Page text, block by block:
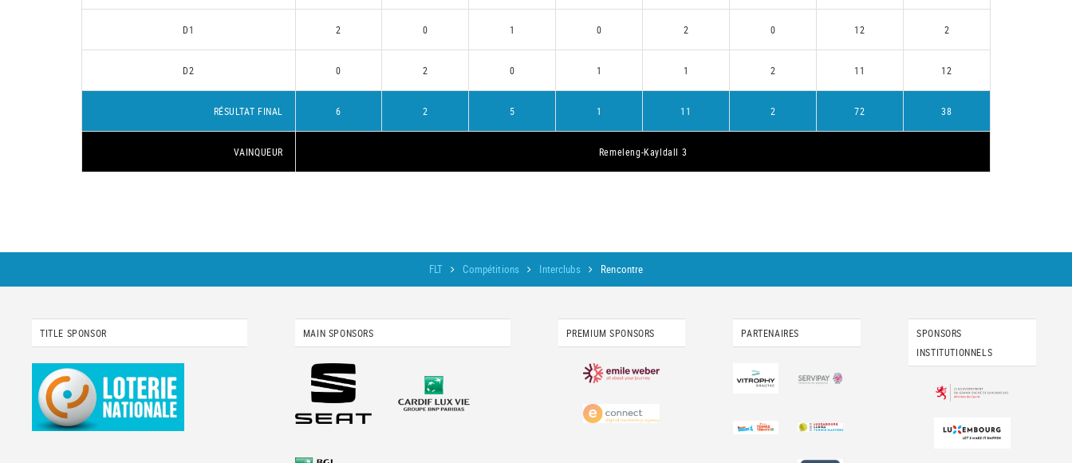
D1 2 0 1 0 2 0 12 2
D2 0 2 0 1 1 2 11 12
RÉSULTAT FINAL 6 2 5 1 11 2 72 38
VAINQUEUR Remeleng-Kayldall 3
FLT Compétitions Interclubs Rencontre
TITLE SPONSOR MAIN SPONSORS PREMIUM SPONSORS PARTENAIRES
SPONSORS
INSTITUTIONNELS